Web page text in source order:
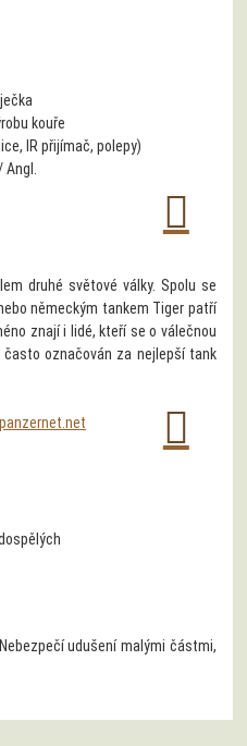
kouře
IR přijímač, polepy)
druhé světové války. Spolu se
německým tankem Tiger patří
znají i lidé, kteří se o válečnou
často označován za nejlepší tank
udušení malými částmi,